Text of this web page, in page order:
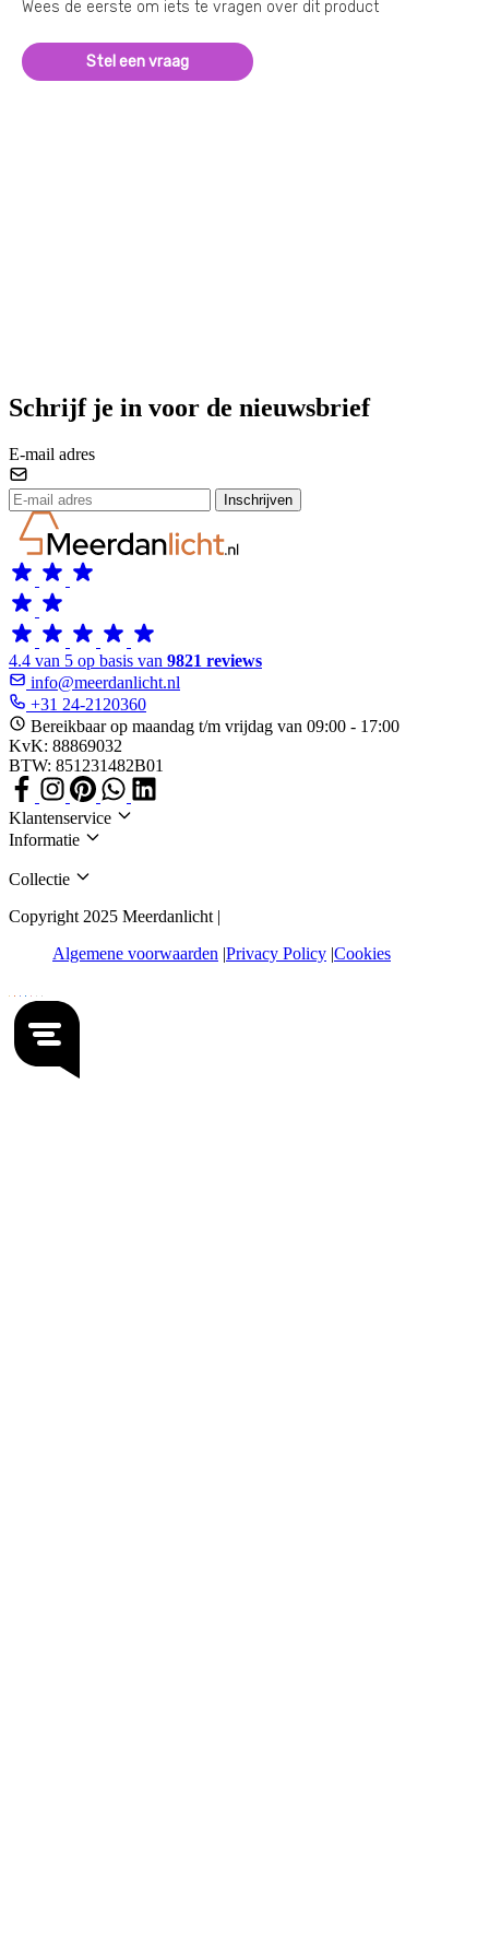
Wees de eerste om iets te vragen over dit product
Stel een vraag
Schrijf je in voor de nieuwsbrief
E-mail adres
Inschrijven
4.4 van 5 op basis van 9821 reviews
info@meerdanlicht.nl
+31 24-2120360
Bereikbaar op maandag t/m vrijdag van 09:00 - 17:00
KvK: 88869032
BTW: 851231482B01
Klantenservice
Informatie
Collectie
Copyright 2025 Meerdanlicht |
Algemene voorwaarden Privacy Policy Cookies